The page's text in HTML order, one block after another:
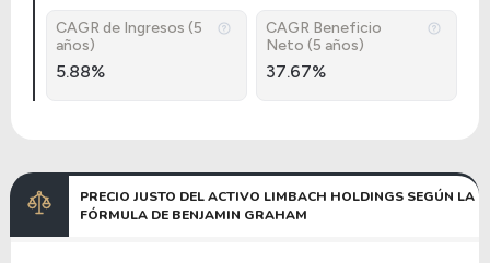
CAGR de Ingresos (5
años)
5.88%
CAGR Beneficio
Neto (5 años)
37.67%
PRECIO JUSTO DEL ACTIVO LIMBACH HOLDINGS SEGÚN LA
FÓRMULA DE BENJAMIN GRAHAM